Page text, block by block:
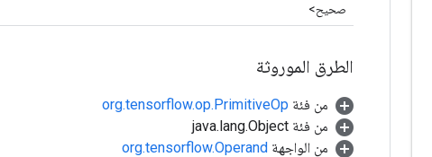
صحيح>
الطرق الموروثة
من فئة org.tensorflow.op.PrimitiveOp
من فئة java.lang.Object
من الواجهة org.tensorflow.Operand